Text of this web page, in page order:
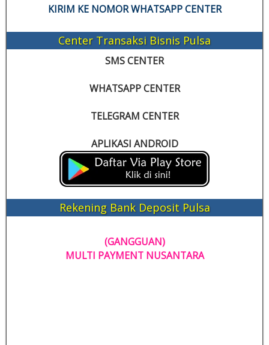
KIRIM KE NOMOR WHATSAPP CENTER
Center Transaksi Bisnis Pulsa
SMS CENTER
WHATSAPP CENTER
TELEGRAM CENTER
APLIKASI ANDROID
Rekening Bank Deposit Pulsa
(GANGGUAN)
MULTI PAYMENT NUSANTARA